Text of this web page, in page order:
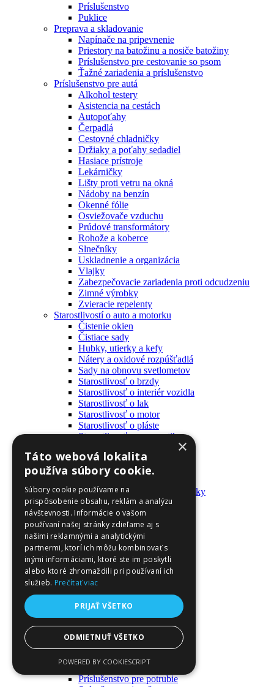
Príslušenstvo
Puklice
Preprava a skladovanie
Napínače na pripevnenie
Priestory na batožinu a nosiče batožiny
Príslušenstvo pre cestovanie so psom
Ťažné zariadenia a príslušenstvo
Príslušenstvo pre autá
Alkohol testery
Asistencia na cestách
Autopoťahy
Čerpadlá
Cestovné chladničky
Držiaky a poťahy sedadiel
Hasiace prístroje
Lekárničky
Lišty proti vetru na okná
Nádoby na benzín
Okenné fólie
Osviežovače vzduchu
Prúdové transformátory
Rohože a koberce
Slnečníky
Uskladnenie a organizácia
Vlajky
Zabezpečovacie zariadenia proti odcudzeniu
Zimné výrobky
Zvieracie repelenty
Starostlivostí o auto a motorku
Čistenie okien
Čistiace sady
Hubky, utierky a kefy
Nátery a oxidové rozpúšťadlá
Sady na obnovu svetlometov
Starostlivosť o brzdy
Starostlivosť o interiér vozidla
Starostlivosť o lak
Starostlivosť o motor
Starostlivosť o pláste
Starostlivosť o pneumatiky
Batohy a tašky
Kľúčenky
Oblečenie
Zmývateľné tetovačky a nálepky
Domáci majster a nástroje
Elektrické zapojenie
Časové spínače
Diferenciálne spínače
Domové zvončeky
Elektrické káble
Káble
Káblové navijáky
Monitory napájania
Nástenné dosky a rámy
Nástroje a ovládače
Podávače
Príruby
Príslušenstvo pre potrubie
×
Táto webová lokalita
používa súbory cookie.
Súbory cookie používame na
prispôsobenie obsahu, reklám a analýzu
návštevnosti. Informácie o vašom
používaní našej stránky zdieľame aj s
našimi reklamnými a analytickými
partnermi, ktorí ich môžu kombinovať s
inými informáciami, ktoré ste im poskytli
alebo ktoré zhromaždili pri používaní ich
služieb. Prečítať viac
PRIJAŤ VŠETKO
ODMIETNUŤ VŠETKO
POWERED BY COOKIESCRIPT